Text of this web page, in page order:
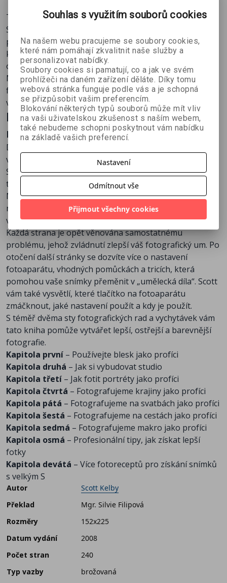
Kapitola sedmá– Fotografujeme makro jako
Kapitola osmá– Profesionální tipy, jak získat lepší
fotky
Kapitola devátá– Více fotoreceptů pro získání
snímků s velkým S
Třetí dotisk!
Scott Kelby, autor bestselleru Digitální fotografie,
přichází s pokračováním, které navazuje přesně tam,
kde první díl skončil. Kniha obsahuje zcela nová témata,
o která Scotta čtenáři po dočtení prvního dílu žádali.
Mezi ně patří například: fotografování s bleskem,
fotografování portrétů, makra a také tipy pro
vybudování vlastního studia.
Kniha je vyprodána. Doporučujeme
následující tituly:
Digitální fotografie 2 – druhé, rozšířené a doplněné
vydání
Scott vám opět přináší rady, u nichž zjistíte „Aha, takže
takhle to dělají“, oproštěné od složité odborné mluvy.
Na rozdíl od jiných – skvělých – autorů se Kelby příliš
netrápí vysvětlováním, řídí se spíše heslem: „Chceš
vyfotit tohle? Udělej to tak a tak.“
Každá strana je opět věnována samostatnému
problému, jehož zvládnutí zlepší váš fotografický um. Po
otočení další stránky se dozvíte více o nastavení
fotoaparátu, vhodných pomůckách a tricích, která
pomohou vaše snímky přeměnit v „umělecká díla“. Scott
vám také vysvětlí, které tlačítko na fotoaparátu
zmáčknout, jaké nastavení použít a kdy je použít.
S téměř dvěma sty fotografických rad a vychytávek vám
tato kniha pomůže vytvářet lepší, ostřejší a barevnější
fotografie.
Kapitola první – Používejte blesk jako profíci
Kapitola druhá – Jak si vybudovat studio
Kapitola třetí – Jak fotit portréty jako profíci
Kapitola čtvrtá – Fotografujeme krajiny jako profíci
Kapitola pátá – Fotografujeme na svatbách jako profíci
Kapitola šestá – Fotografujeme na cestách jako profíci
Kapitola sedmá – Fotografujeme makro jako profíci
Kapitola osmá – Profesionální tipy, jak získat lepší
fotky
Kapitola devátá – Více fotoreceptů pro získání snímků
s velkým S
Autor
Scott Kelby
Překlad
Mgr. Silvie Filipová
Rozměry
152x225
Datum vydání
2008
Počet stran
240
Typ vazby
brožovaná
Souhlas s využitím souborů cookies
Na našem webu pracujeme se soubory cookies,
které nám pomáhají zkvalitnit naše služby a
personalizovat nabídky.
Soubory cookies si pamatují, co a jak ve svém
prohlížeči na daném zařízení děláte. Díky tomu
webová stránka funguje podle vás a je schopná
se přizpůsobit vašim preferencím.
Blokování některých typů souborů může mít vliv
na vaši uživatelskou zkušenost s naším webem,
také nebudeme schopni poskytnout vám nabídku
na základě vašich preferencí.
Nastavení
Odmítnout vše
Přijmout všechny cookies